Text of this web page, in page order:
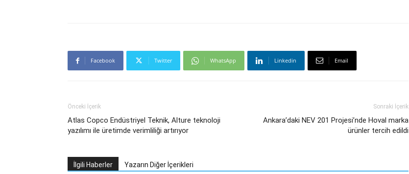
Facebook Twitter WhatsApp Linkedin Email
Önceki İçerik
Atlas Copco Endüstriyel Teknik, Alture teknoloji
yazılımı ile üretimde verimliliği artırıyor
Sonraki İçerik
Ankara’daki NEV 201 Projesi’nde Hoval marka
ürünler tercih edildi
İlgili Haberler Yazarın Diğer İçerikleri